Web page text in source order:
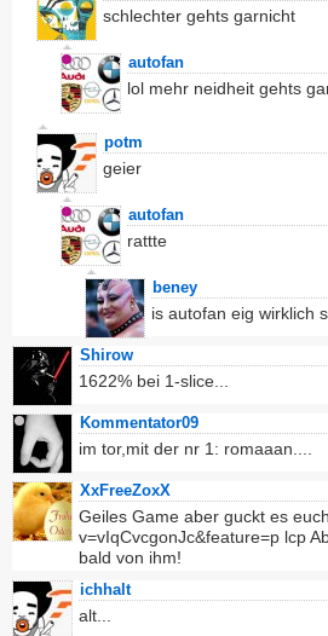
schlechter gehts garnicht
autofan
lol mehr neidheit gehts
potm
geier
autofan
rattte
beney
is autofan eig wirklich
Shirow
1622% bei 1-slice...
Kommentator09
im tor,mit der nr 1: romaaan....
XxFreeZoxX
Geiles Game aber guckt es
v=vIqCvcgonJc&feature=p lcp
bald von ihm!
ichhalt
alt...